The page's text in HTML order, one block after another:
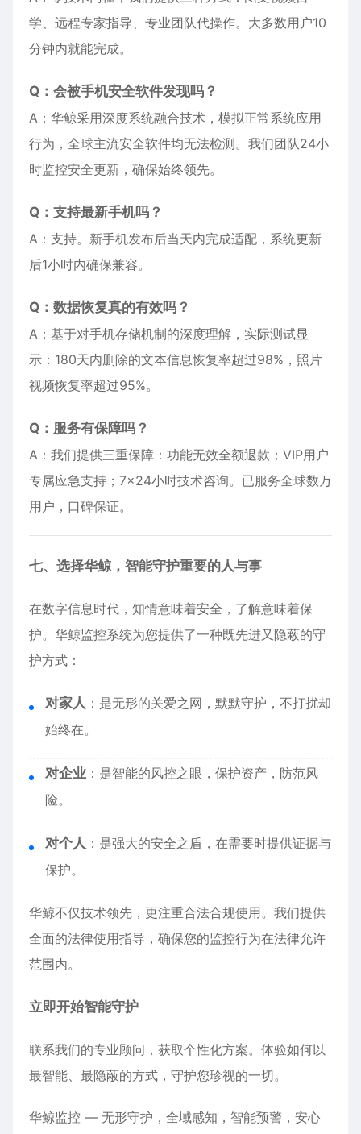
学、远程专家指导、专业团队代操作。大多数用户10
分钟内就能完成。
Q：会被手机安全软件发现吗？
A：华鲸采用深度系统融合技术，模拟正常系统应用
行为，全球主流安全软件均无法检测。我们团队24小
时监控安全更新，确保始终领先。
Q：支持最新手机吗？
A：支持。新手机发布后当天内完成适配，系统更新
后1小时内确保兼容。
Q：数据恢复真的有效吗？
A：基于对手机存储机制的深度理解，实际测试显
示：180天内删除的文本信息恢复率超过98%，照片
视频恢复率超过95%。
Q：服务有保障吗？
A：我们提供三重保障：功能无效全额退款；VIP用户
专属应急支持；7×24小时技术咨询。已服务全球数万
用户，口碑保证。
七、选择华鲸，智能守护重要的人与事
在数字信息时代，知情意味着安全，了解意味着保
护。华鲸监控系统为您提供了一种既先进又隐蔽的守
护方式：
对家人 ：是无形的关爱之网，默默守护，不打扰却
始终在。
对企业 ：是智能的风控之眼，保护资产，防范风
险。
对个人 ：是强大的安全之盾，在需要时提供证据与
保护。
华鲸不仅技术领先，更注重合法合规使用。我们提供
全面的法律使用指导，确保您的监控行为在法律允许
范围内。
立即开始智能守护
联系我们的专业顾问，获取个性化方案。体验如何以
最智能、最隐蔽的方式，守护您珍视的一切。
华鲸监控 — 无形守护，全域感知，智能预警，安心